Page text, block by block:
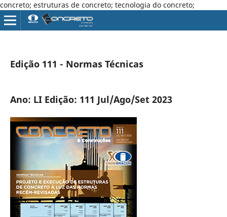
concreto; estruturas de concreto; tecnologia do concreto;
Edição 111 - Normas Técnicas
Ano: LI Edição: 111 Jul/Ago/Set 2023